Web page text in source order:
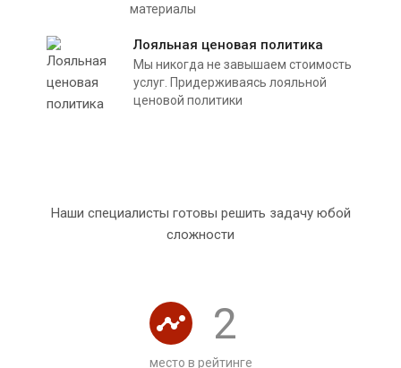
материалы
Лояльная ценовая политика
Мы никогда не завышаем стоимость
услуг. Придерживаясь лояльной
ценовой политики
Наши специалисты готовы решить задачу юбой
сложности
2
место в рейтинге